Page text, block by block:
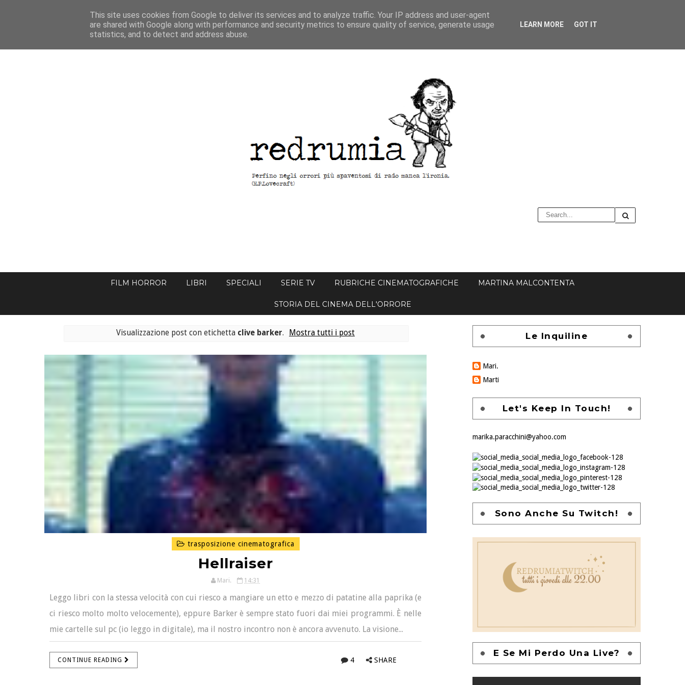
FILM HORROR LIBRI SPECIALI SERIE TV RUBRICHE CINEMATOGRAFICHE MARTINA MALCONTENTA
STORIA DEL CINEMA DELL'ORRORE
Visualizzazione post con etichetta clive barker. Mostra tutti i post
trasposizione cinematografica
Hellraiser
Mari. 14:31
Leggo libri con la stessa velocità con cui riesco a mangiare un etto e mezzo di patatine alla paprika (e
ci riesco molto molto velocemente), eppure Barker è sempre stato fuori dai miei programmi. È nelle
mie cartelle sul pc (io leggo in digitale), ma il nostro incontro non è ancora avvenuto. La visione...
CONTINUE READING 4 SHARE
Le Inquiline
Mari.
Marti
Let's Keep In Touch!
marika.paracchini@yahoo.com
Sono Anche Su Twitch!
E Se Mi Perdo Una Live?
This site uses cookies from Google to deliver its services and to analyze traffic. Your IP address and user-agent
are shared with Google along with performance and security metrics to ensure quality of service, generate usage
statistics, and to detect and address abuse.
LEARN MORE GOT IT